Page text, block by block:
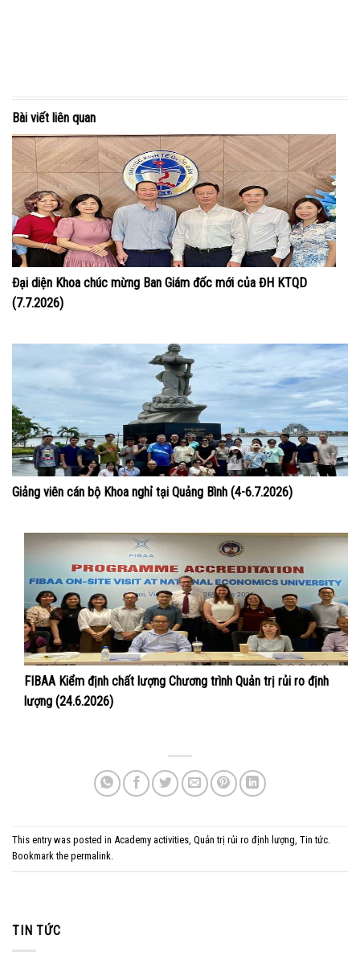
Bài viết liên quan
Đại diện Khoa chúc mừng Ban Giám đốc mới của ĐH KTQD
(7.7.2026)
Giảng viên cán bộ Khoa nghỉ tại Quảng Bình (4-6.7.2026)
FIBAA Kiểm định chất lượng Chương trình Quản trị rủi ro định
lượng (24.6.2026)
This entry was posted in Academy activities, Quản trị rủi ro định lượng, Tin tức.
Bookmark the permalink.
TIN TỨC